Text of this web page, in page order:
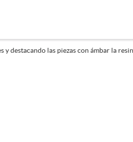
destacando las piezas con ámbar la